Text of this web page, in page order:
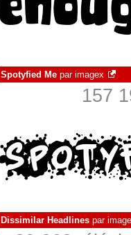
Spotyfied Me par imagex
157
Dissimilar Headlines par